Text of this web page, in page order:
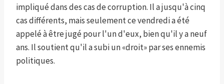
impliqué dans des cas de corruption. Il a jusqu'à cinq
cas différents, mais seulement ce vendredi a été
appelé à être jugé pour l'un d'eux, bien qu'il y a neuf
ans. Il soutient qu'il a subi un «droit» par ses ennemis
politiques.